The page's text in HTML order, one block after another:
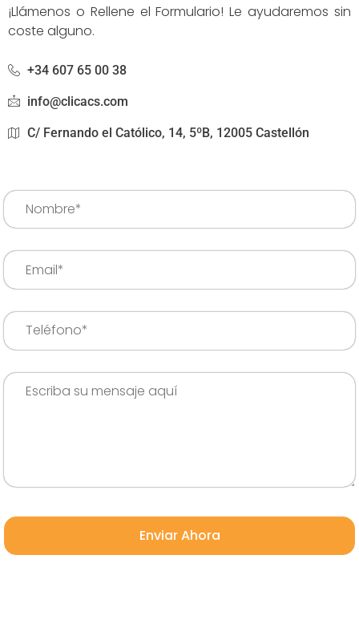
¡Llámenos o Rellene el Formulario! Le ayudaremos sin
coste alguno.
+34 607 65 00 38
info@clicacs.com
C/ Fernando el Católico, 14, 5ºB, 12005 Castellón